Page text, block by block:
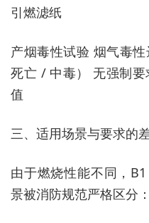
引燃滤纸
产烟毒性试验 烟气毒
死亡 / 中毒） 无强制
值
三、适用场景与要求的
由于燃烧性能不同，
景被消防规范严格区分：